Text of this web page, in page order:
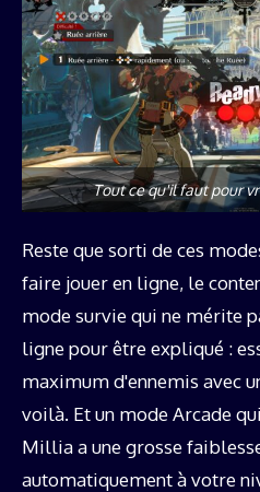
Tout ce qu'il faut pour
Reste que sorti de ces
faire jouer en ligne, le
mode survie qui ne mérite
ligne pour être expliqué :
maximum d'ennemis avec
voilà. Et un mode Arcade
Millia a une grosse
automatiquement à votre